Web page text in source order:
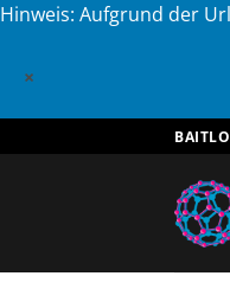
Hinweis: Aufgrund der
×
Inhalt